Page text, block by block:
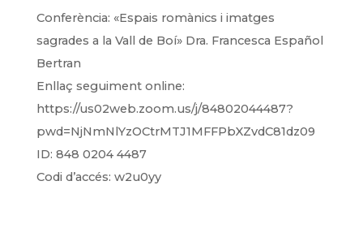
Conferència: «Espais romànics i imatges
sagrades a la Vall de Boí» Dra. Francesca Español
Bertran
Enllaç seguiment online:
https://us02web.zoom.us/j/84802044487?
pwd=NjNmNlYzOCtrMTJ1MFFPbXZvdC81dz09
ID: 848 0204 4487
Codi d’accés: w2u0yy